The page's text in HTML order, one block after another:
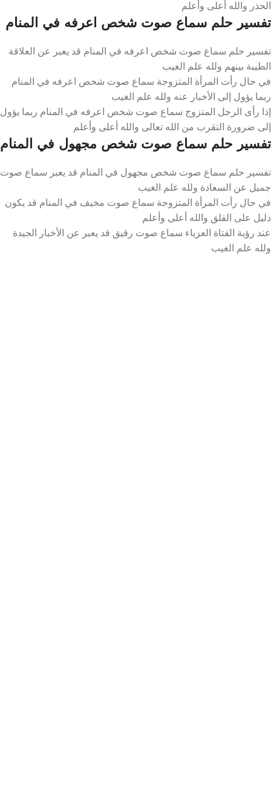
الحذر والله أعلى وأعلم
تفسير حلم سماع صوت شخص اعرفه في المنام
تفسير حلم سماع صوت شخص اعرفه في المنام قد يعبر عن العلاقة
الطيبة بينهم ولله علم الغيب
في حال رأت المرأة المتزوجة سماع صوت شخص اعرفه في المنام
ربما يؤول إلى الأخبار عنه ولله علم الغيب
إذا رأى الرجل المتزوج سماع صوت شخص اعرفه في المنام ربما يؤول
إلى ضرورة التقرب من الله تعالى والله أعلى وأعلم
تفسير حلم سماع صوت شخص مجهول في المنام
تفسير حلم سماع صوت شخص مجهول في المنام قد يعبر سماع صوت
جميل عن السعادة ولله علم الغيب
في حال رأت المرأة المتزوجة سماع صوت مخيف في المنام قد يكون
دليل على القلق والله أعلى وأعلم
عند رؤية الفتاة العزباء سماع صوت رقيق قد يعبر عن الأخبار الجيدة
ولله علم الغيب